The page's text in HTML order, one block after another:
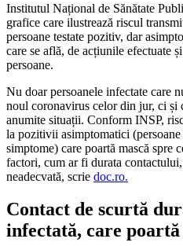
Institutul Național de Sănătate
grafice care ilustrează riscul
persoane testate pozitiv, dar
care se află, de acțiunile efectuate
persoane.
Nu doar persoanele infectate care
noul coronavirus celor din jur, ci și
anumite situații. Conform INSP,
la pozitivii asimptomatici
simptome) care poartă mască spre
factori, cum ar fi durata
neadecvată, scrie doc.ro.
Contact de scurtă
infectată, care poartă